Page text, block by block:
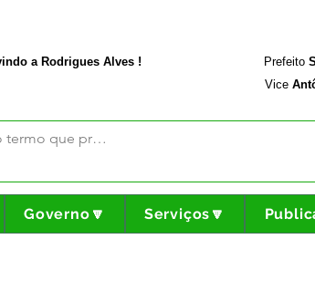
a Rodrigues Alves ! Prefeito
Vice
Governo🔽 Serviços🔽